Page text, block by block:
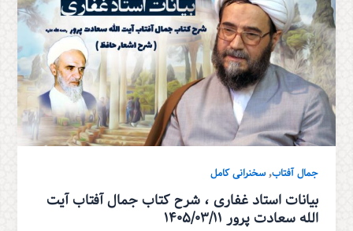
جمال آفتاب,سخنرانی کامل
بیانات استاد غفاری ، شرح کتاب جمال آفتاب آیت
الله سعادت پرور ۱۴۰۵/۰۳/۱۱